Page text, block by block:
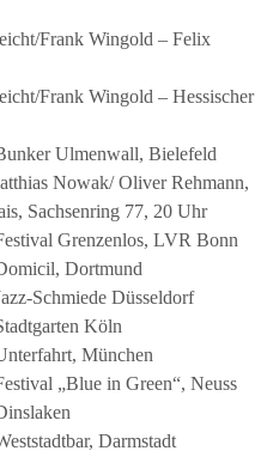
Frank Wingold – Felix
Frank Wingold – Hessischer
Ulmenwall, Bielefeld
Nowak/ Oliver Rehmann,
Sachsenring 77, 20 Uhr
Grenzenlos, LVR Bonn
Dortmund
Schmiede Düsseldorf
Köln
München
„Blue in Green“, Neuss
Darmstadt